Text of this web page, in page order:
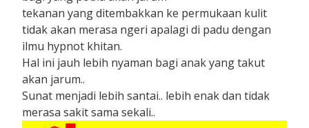
tekanan yang ditembakkan ke permukaan kulit
tidak akan merasa ngeri apalagi di padu dengan
ilmu hypnot khitan.
Hal ini jauh lebih nyaman bagi anak yang takut
akan jarum..
Sunat menjadi lebih santai.. lebih enak dan tidak
merasa sakit sama sekali..